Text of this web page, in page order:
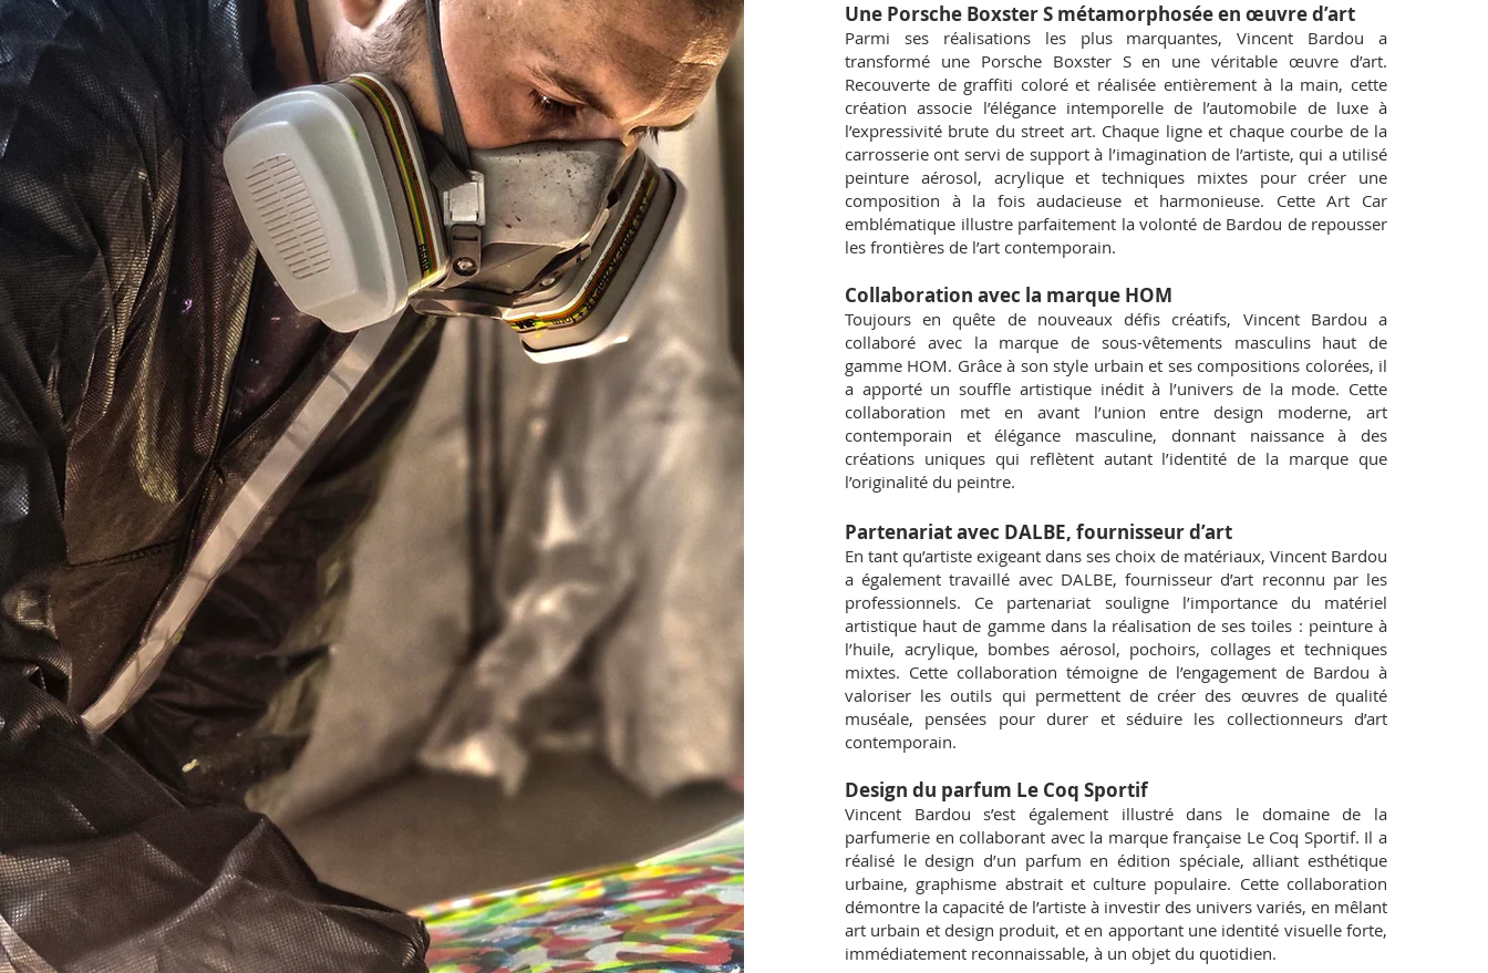
Une Porsche Boxster S métamorphosée en œuvre d’art
Parmi ses réalisations les plus marquantes, Vincent Bardou a
transformé une Porsche Boxster S en une véritable œuvre d’art.
Recouverte de graffiti coloré et réalisée entièrement à la main, cette
création associe l’élégance intemporelle de l’automobile de luxe à
l’expressivité brute du street art. Chaque ligne et chaque courbe de la
carrosserie ont servi de support à l’imagination de l’artiste, qui a utilisé
peinture aérosol, acrylique et techniques mixtes pour créer une
composition à la fois audacieuse et harmonieuse. Cette Art Car
emblématique illustre parfaitement la volonté de Bardou de repousser
les frontières de l’art contemporain.
Collaboration avec la marque HOM
Toujours en quête de nouveaux défis créatifs, Vincent Bardou a
collaboré avec la marque de sous-vêtements masculins haut de
gamme HOM. Grâce à son style urbain et ses compositions colorées, il
a apporté un souffle artistique inédit à l’univers de la mode. Cette
collaboration met en avant l’union entre design moderne, art
contemporain et élégance masculine, donnant naissance à des
créations uniques qui reflètent autant l’identité de la marque que
l’originalité du peintre.
Partenariat avec DALBE, fournisseur d’art
En tant qu’artiste exigeant dans ses choix de matériaux, Vincent Bardou
a également travaillé avec DALBE, fournisseur d’art reconnu par les
professionnels. Ce partenariat souligne l’importance du matériel
artistique haut de gamme dans la réalisation de ses toiles : peinture à
l’huile, acrylique, bombes aérosol, pochoirs, collages et techniques
mixtes. Cette collaboration témoigne de l’engagement de Bardou à
valoriser les outils qui permettent de créer des œuvres de qualité
muséale, pensées pour durer et séduire les collectionneurs d’art
contemporain.
Design du parfum Le Coq Sportif
Vincent Bardou s’est également illustré dans le domaine de la
parfumerie en collaborant avec la marque française Le Coq Sportif. Il a
réalisé le design d’un parfum en édition spéciale, alliant esthétique
urbaine, graphisme abstrait et culture populaire. Cette collaboration
démontre la capacité de l’artiste à investir des univers variés, en mêlant
art urbain et design produit, et en apportant une identité visuelle forte,
immédiatement reconnaissable, à un objet du quotidien.